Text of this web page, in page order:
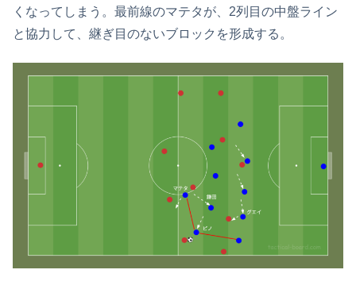
くなってしまう。最前線のマテタが、2列目の中盤ライン
と協力して、継ぎ目のないブロックを形成する。